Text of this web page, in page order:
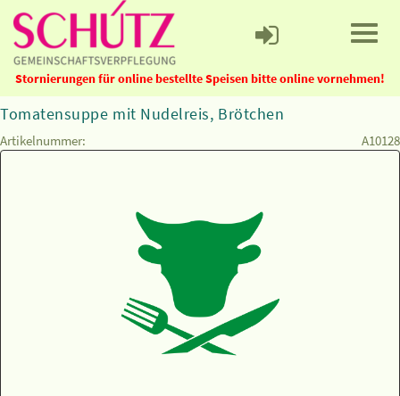
Stornierungen für online bestellte Speisen bitte online vornehmen!
Tomatensuppe mit Nudelreis, Brötchen
Artikelnummer: A10128